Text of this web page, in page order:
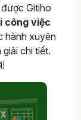
Gitiho
công việc
hành xuyên
chi tiết.